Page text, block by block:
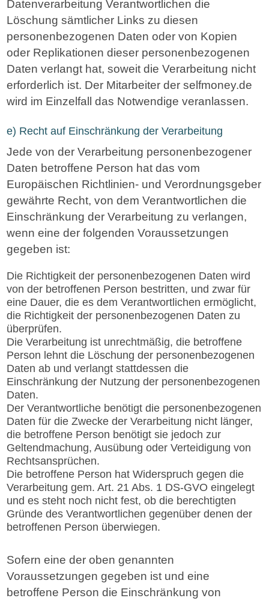
Datenverarbeitung Verantwortlichen die
Löschung sämtlicher Links zu diesen
personenbezogenen Daten oder von Kopien
oder Replikationen dieser personenbezogenen
Daten verlangt hat, soweit die Verarbeitung nicht
erforderlich ist. Der Mitarbeiter der selfmoney.de
wird im Einzelfall das Notwendige veranlassen.
e) Recht auf Einschränkung der Verarbeitung
Jede von der Verarbeitung personenbezogener
Daten betroffene Person hat das vom
Europäischen Richtlinien- und Verordnungsgeber
gewährte Recht, von dem Verantwortlichen die
Einschränkung der Verarbeitung zu verlangen,
wenn eine der folgenden Voraussetzungen
gegeben ist:
Die Richtigkeit der personenbezogenen Daten wird
von der betroffenen Person bestritten, und zwar für
eine Dauer, die es dem Verantwortlichen ermöglicht,
die Richtigkeit der personenbezogenen Daten zu
überprüfen.
Die Verarbeitung ist unrechtmäßig, die betroffene
Person lehnt die Löschung der personenbezogenen
Daten ab und verlangt stattdessen die
Einschränkung der Nutzung der personenbezogenen
Daten.
Der Verantwortliche benötigt die personenbezogenen
Daten für die Zwecke der Verarbeitung nicht länger,
die betroffene Person benötigt sie jedoch zur
Geltendmachung, Ausübung oder Verteidigung von
Rechtsansprüchen.
Die betroffene Person hat Widerspruch gegen die
Verarbeitung gem. Art. 21 Abs. 1 DS-GVO eingelegt
und es steht noch nicht fest, ob die berechtigten
Gründe des Verantwortlichen gegenüber denen der
betroffenen Person überwiegen.
Sofern eine der oben genannten
Voraussetzungen gegeben ist und eine
betroffene Person die Einschränkung von